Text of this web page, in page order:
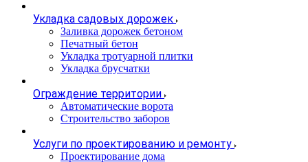
Укладка садовых дорожек
Заливка дорожек бетоном
Печатный бетон
Укладка тротуарной плитки
Укладка брусчатки
Ограждение территории
Автоматические ворота
Строительство заборов
Услуги по проектированию и ремонту
Проектирование дома